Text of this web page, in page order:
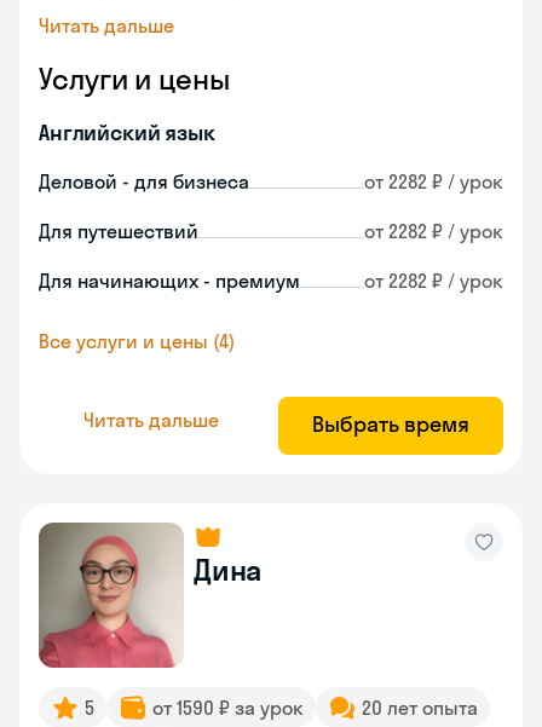
Читать дальше
Услуги и цены
Английский язык
Деловой - для бизнеса от 2282 ₽ / урок
Для путешествий от 2282 ₽ / урок
Для начинающих - премиум от 2282 ₽ / урок
Все услуги и цены (4)
Читать дальше Выбрать время
Дина
5 от 1590 ₽ за урок
20 лет опыта